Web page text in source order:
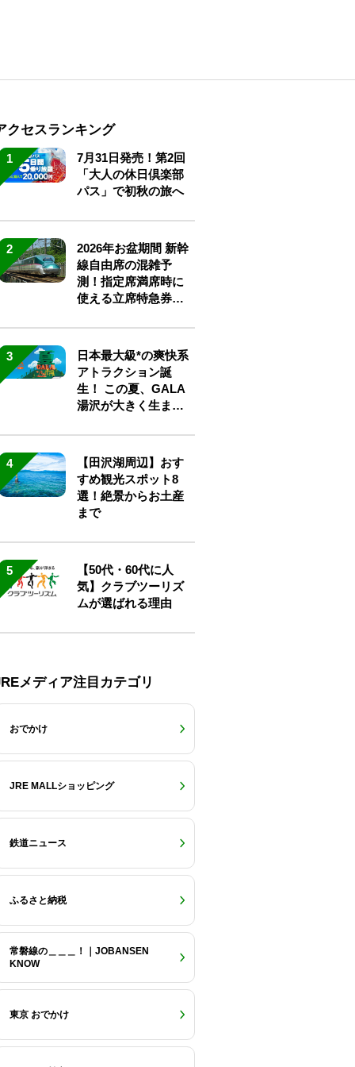
クセスランキング
1
7月31日発売！第2回
「大人の休日倶楽部
パス」で初秋の旅へ
2
2026年お盆期間 新幹
線自由席の混雑予
測！指定席満席時に
使える立席特急券も
3
日本最大級*の爽快系
アトラクション誕
生！ この夏、GALA
湯沢が大きく生まれ
4
【田沢湖周辺】おす
すめ観光スポット8
選！絶景からお土産
まで
5
【50代・60代に人
気】クラブツーリズ
ムが選ばれる理由
メディア注目カテゴリ
おでかけ
JRE MALLショッピング
鉄道ニュース
ふるさと納税
常磐線の＿＿＿！｜JOBANSEN
KNOW
東京 おでかけ